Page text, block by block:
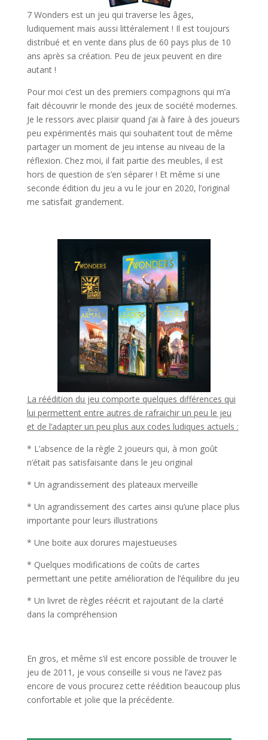
7 Wonders est un jeu qui traverse les âges,
ludiquement mais aussi littéralement ! Il est toujours
distribué et en vente dans plus de 60 pays plus de 10
ans après sa création. Peu de jeux peuvent en dire
autant !
Pour moi c’est un des premiers compagnons qui m’a
fait découvrir le monde des jeux de société modernes.
Je le ressors avec plaisir quand j’ai à faire à des joueurs
peu expérimentés mais qui souhaitent tout de même
partager un moment de jeu intense au niveau de la
réflexion. Chez moi, il fait partie des meubles, il est
hors de question de s’en séparer ! Et même si une
seconde édition du jeu a vu le jour en 2020, l’original
me satisfait grandement.
La réédition du jeu comporte quelques différences qui
lui permettent entre autres de rafraichir un peu le jeu
et de l’adapter un peu plus aux codes ludiques actuels :
* L’absence de la règle 2 joueurs qui, à mon goût
n’était pas satisfaisante dans le jeu original
* Un agrandissement des plateaux merveille
* Un agrandissement des cartes ainsi qu’une place plus
importante pour leurs illustrations
* Une boite aux dorures majestueuses
* Quelques modifications de coûts de cartes
permettant une petite amélioration de l’équilibre du jeu
* Un livret de règles réécrit et rajoutant de la clarté
dans la compréhension
En gros, et même s’il est encore possible de trouver le
jeu de 2011, je vous conseille si vous ne l’avez pas
encore de vous procurez cette réédition beaucoup plus
confortable et jolie que la précédente.